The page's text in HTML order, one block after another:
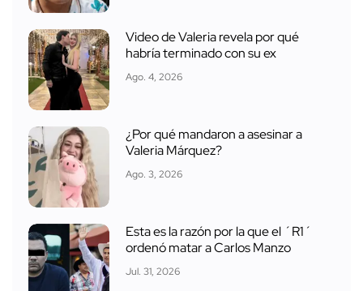
Video de Valeria revela por qué
habría terminado con su ex
Ago. 4, 2026
¿Por qué mandaron a asesinar a
Valeria Márquez?
Ago. 3, 2026
Esta es la razón por la que el ´R1´
ordenó matar a Carlos Manzo
Jul. 31, 2026